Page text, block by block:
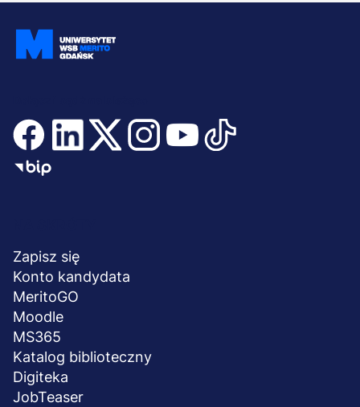
stopka
Zapisz się
Konto kandydata
MeritoGO
Moodle
MS365
Katalog biblioteczny
Digiteka
JobTeaser